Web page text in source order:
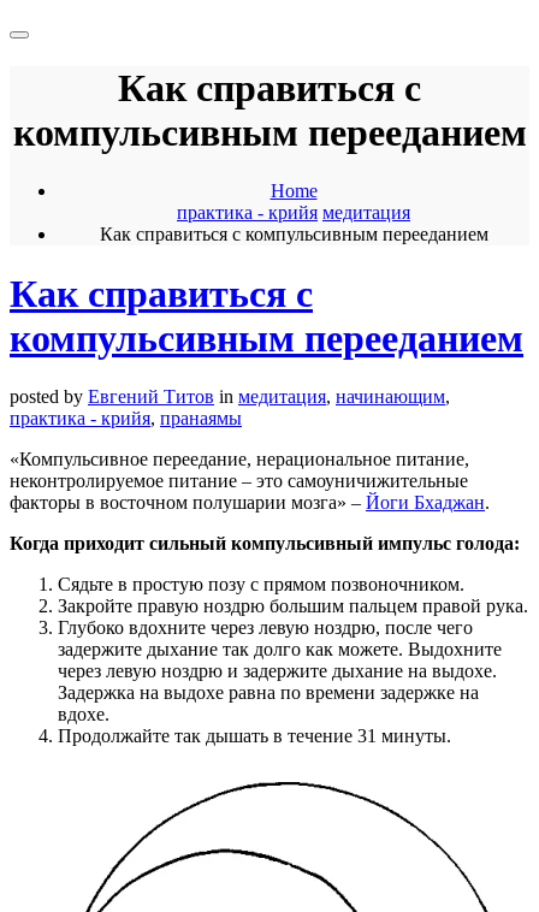
Как справиться с
компульсивным перееданием
Home
практика - крийя медитация
Как справиться с компульсивным перееданием
Как справиться с
компульсивным перееданием
posted by Евгений Титов in медитация, начинающим,
практика - крийя, пранаямы
«Компульсивное переедание, нерациональное питание,
неконтролируемое питание – это самоуничижительные
факторы в восточном полушарии мозга» – Йоги Бхаджан.
Когда приходит сильный компульсивный импульс голода:
Сядьте в простую позу с прямом позвоночником.
Закройте правую ноздрю большим пальцем правой рука.
Глубоко вдохните через левую ноздрю, после чего
задержите дыхание так долго как можете. Выдохните
через левую ноздрю и задержите дыхание на выдохе.
Задержка на выдохе равна по времени задержке на
вдохе.
Продолжайте так дышать в течение 31 минуты.